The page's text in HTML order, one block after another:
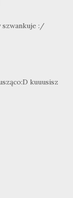
szwankuje :/
kuuusisz